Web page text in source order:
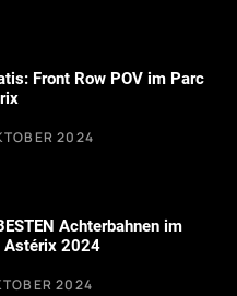
Front Row POV im Parc
2024
Achterbahnen im
Astérix 2024
2024